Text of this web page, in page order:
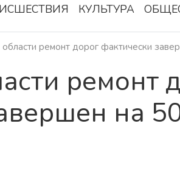
КУЛЬТУРА
ремонт дорог фактически
ремонт
на